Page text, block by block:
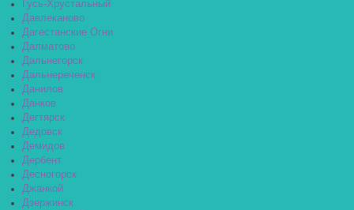
Гусь-Хрустальный
Давлеканово
Дагестанские Огни
Далматово
Дальнегорск
Дальнереченск
Данилов
Данков
Дегтярск
Дедовск
Демидов
Дербент
Десногорск
Джанкой
Дзержинск